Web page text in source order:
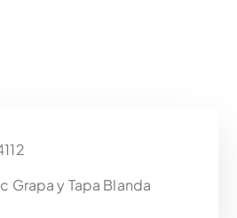
Grapa y Tapa Blanda